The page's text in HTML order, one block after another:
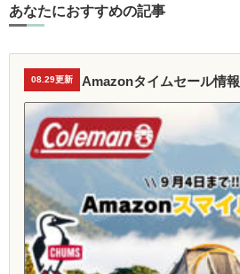
あなたにおすすめの記事
08.29更新 Amazonタイムセール情報